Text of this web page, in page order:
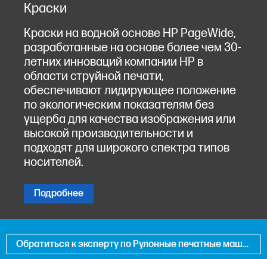
Краски
Краски на водной основе HP PageWide,
разработанные на основе более чем 30-
летних инноваций компании HP в
области струйной печати,
обеспечивают лидирующее положение
по экологическим показателям без
ущерба для качества изображения или
высокой производительности и
подходят для широкого спектра типов
носителей.
Подробнее
Обратиться к эксперту по Рулонные печатные машины HP PageWide